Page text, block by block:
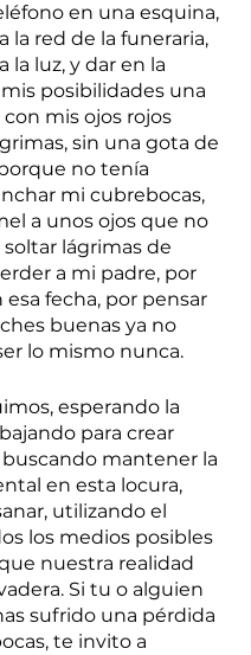
en una esquina,
la red de la funeraria,
la luz, y dar en la
posibilidades una
mis ojos rojos
sin una gota de
no tenía
mi cubrebocas,
a unos ojos que no
lágrimas de
a mi padre, por
fecha, por pensar
buenas ya no
lo mismo nunca.
esperando la
para crear
mantener la
en esta locura,
utilizando el
los medios posibles
nuestra realidad
Si tu o alguien
sufrido una pérdida
te invito a